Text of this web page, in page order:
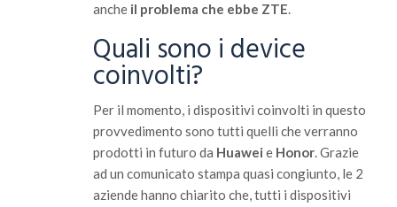
anche il problema che ebbe ZTE.
Quali sono i device
coinvolti?
Per il momento, i dispositivi coinvolti in questo
provvedimento sono tutti quelli che verranno
prodotti in futuro da Huawei e Honor. Grazie
ad un comunicato stampa quasi congiunto, le 2
aziende hanno chiarito che, tutti i dispositivi